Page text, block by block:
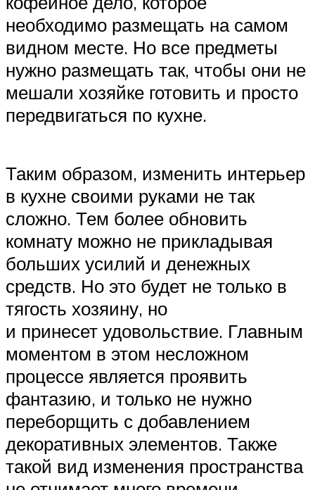
необходимо размещать на самом
видном месте. Но все предметы
нужно размещать так, чтобы они не
мешали хозяйке готовить и просто
передвигаться по кухне.
Таким образом, изменить интерьер
в кухне своими руками не так
сложно. Тем более обновить
комнату можно не прикладывая
больших усилий и денежных
средств. Но это будет не только в
тягость хозяину, но
и принесет удовольствие. Главным
моментом в этом несложном
процессе является проявить
фантазию, и только не нужно
переборщить с добавлением
декоративных элементов. Также
такой вид изменения пространства